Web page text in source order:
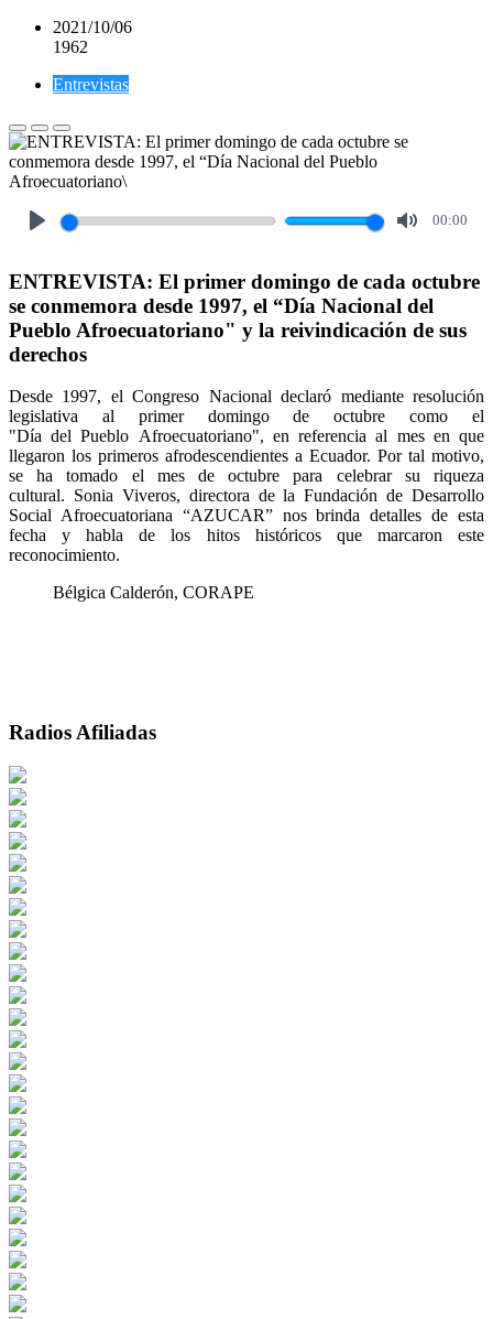
2021/10/06
1962
Entrevistas
00:00
ENTREVISTA: El primer domingo de cada octubre
se conmemora desde 1997, el “Día Nacional del
Pueblo Afroecuatoriano" y la reivindicación de sus
derechos
Desde 1997, el Congreso Nacional declaró mediante resolución
legislativa al primer domingo de octubre como el
"Día del Pueblo Afroecuatoriano", en referencia al mes en que
llegaron los primeros afrodescendientes a Ecuador. Por tal motivo,
se ha tomado el mes de octubre para celebrar su riqueza
cultural. Sonia Viveros, directora de la Fundación de Desarrollo
Social Afroecuatoriana “AZUCAR” nos brinda detalles de esta
fecha y habla de los hitos históricos que marcaron este
reconocimiento.
Bélgica Calderón, CORAPE
Radios Afiliadas